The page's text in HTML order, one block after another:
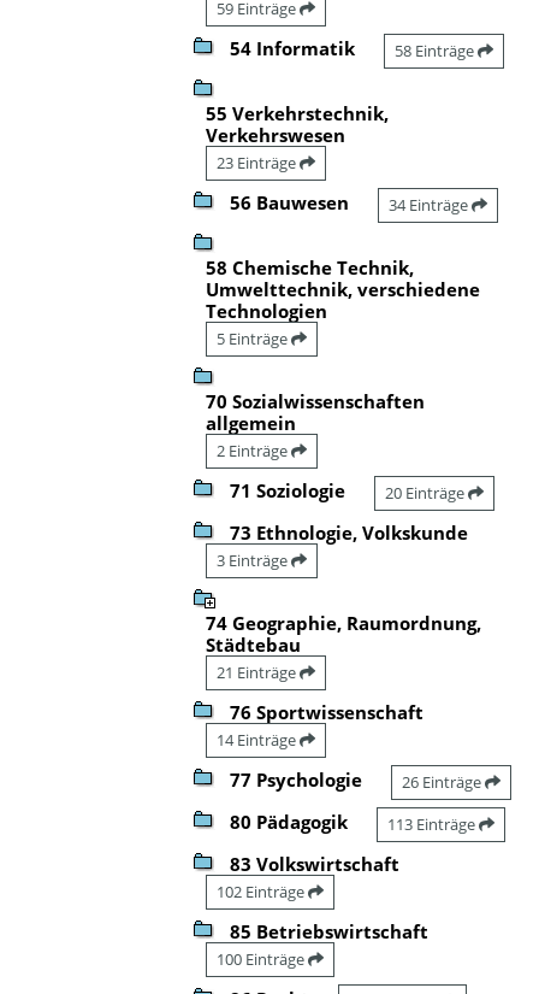
59 Einträge
54 Informatik 58 Einträge
55 Verkehrstechnik,
Verkehrswesen
23 Einträge
56 Bauwesen 34 Einträge
58 Chemische Technik,
Umwelttechnik, verschiedene
Technologien
5 Einträge
70 Sozialwissenschaften
allgemein
2 Einträge
71 Soziologie 20 Einträge
73 Ethnologie, Volkskunde
3 Einträge
74 Geographie, Raumordnung,
Städtebau
21 Einträge
76 Sportwissenschaft
14 Einträge
77 Psychologie 26 Einträge
80 Pädagogik 113 Einträge
83 Volkswirtschaft
102 Einträge
85 Betriebswirtschaft
100 Einträge